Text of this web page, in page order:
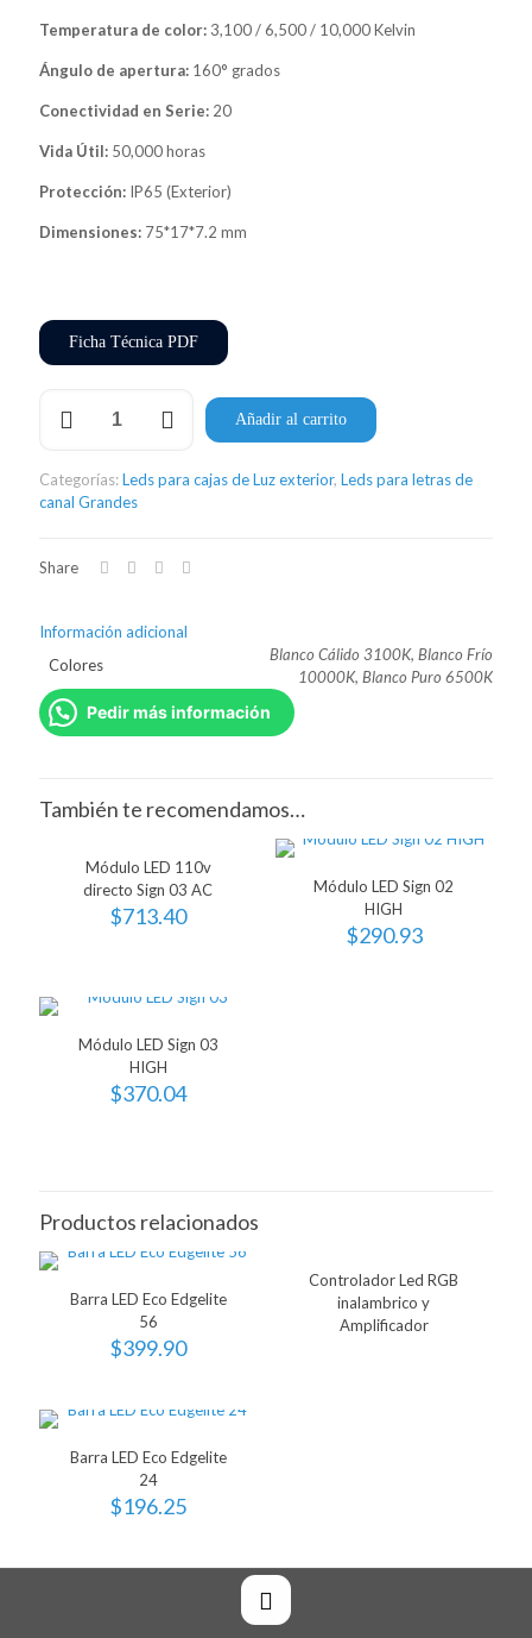
Temperatura de color: 3,100 / 6,500 / 10,000 Kelvin
Ángulo de apertura: 160° grados
Conectividad en Serie: 20
Vida Útil: 50,000 horas
Protección: IP65 (Exterior)
Dimensiones: 75*17*7.2 mm
Ficha Técnica PDF
PRO
cantidad
Añadir al carrito
Categorías:Leds para cajas de Luz exterior, Leds para letras de
canal Grandes
Share
Información adicional
Colores
Blanco Cálido 3100K, Blanco Frío
10000K, Blanco Puro 6500K
Pedir más información
También te recomendamos…
Módulo LED 110v
directo Sign 03 AC
$713.40
Módulo LED Sign 02
HIGH
$290.93
Módulo LED Sign 03
HIGH
$370.04
Productos relacionados
Barra LED Eco Edgelite
56
$399.90
Controlador Led RGB
inalambrico y
Amplificador
Barra LED Eco Edgelite
24
$196.25